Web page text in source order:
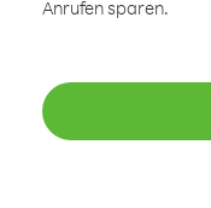
Anrufen sparen.